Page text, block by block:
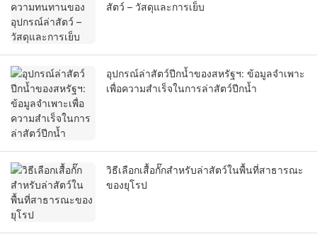
สัตว์ – วัสดุและการเย็บ
อุปกรณ์ล่าสัตว์ปีกน้ำของสหรัฐฯ: ข้อมูลจำเพาะ
เพื่อความสำเร็จในการล่าสัตว์ปีกน้ำ
วิธีเลือกเสื้อกั๊กสำหรับล่าสัตว์ในพื้นที่สาธารณะ
ของยุโรป